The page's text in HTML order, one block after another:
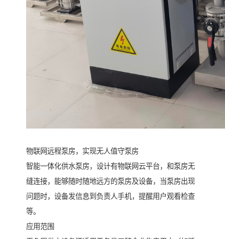
物联网远程泵房，实现无人值守泵房
智能一体化供水泵房，设计有物联网云平台，和泵房无
缝连接，能够随时随地远方的泵房及设备，当泵房出现
问题时，设备发信息到负责人手机，提醒用户观看检查
等。
应用范围